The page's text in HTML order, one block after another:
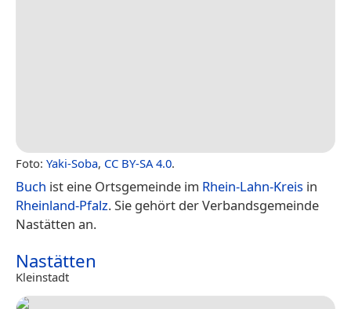
Foto: Yaki-Soba, CC BY-SA 4.0.
Buch ist eine Ortsgemeinde im Rhein-Lahn-Kreis in
Rheinland-Pfalz. Sie gehört der Verbandsgemeinde
Nastätten an.
Nastätten
Kleinstadt